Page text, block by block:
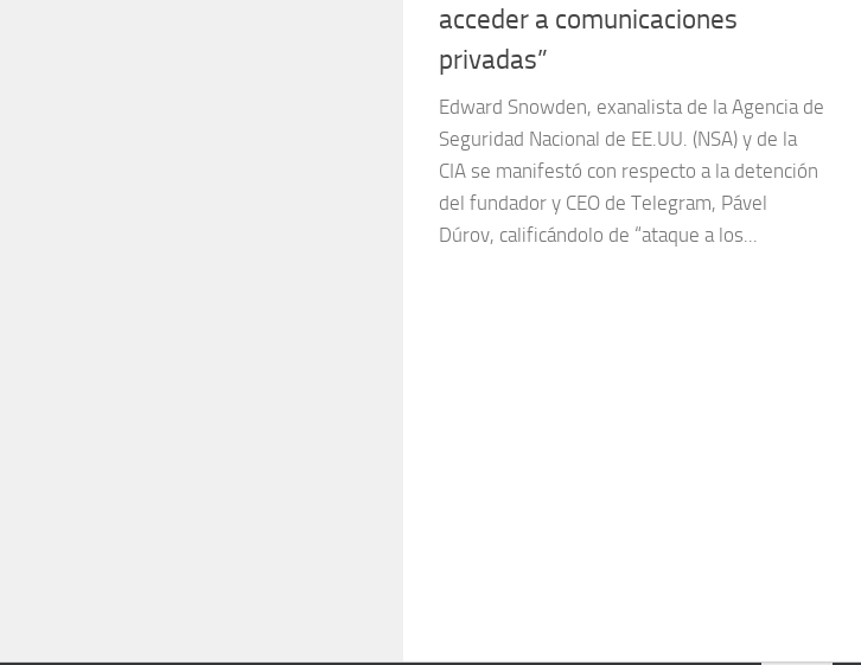
acceder a comunicaciones
privadas”
Edward Snowden, exanalista de la Agencia de
Seguridad Nacional de EE.UU. (NSA) y de la
CIA se manifestó con respecto a la detención
del fundador y CEO de Telegram, Pável
Dúrov, calificándolo de “ataque a los...